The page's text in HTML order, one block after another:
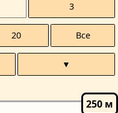
3
20 Все
▼